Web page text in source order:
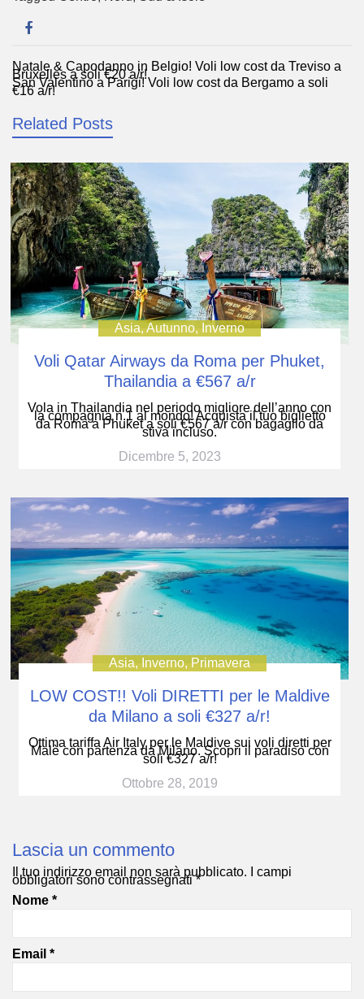
Navigazione
articoli
Natale & Capodanno in Belgio! Voli low cost da Treviso a
Bruxelles a soli €20 a/r!
San Valentino a Parigi! Voli low cost da Bergamo a soli
€16 a/r!
Related Posts
Asia, Autunno, Inverno
Voli Qatar Airways da Roma per Phuket,
Thailandia a €567 a/r
Vola in Thailandia nel periodo migliore dell’anno con
la compagnia n.1 al mondo! Acquista il tuo biglietto
da Roma a Phuket a soli €567 a/r con bagaglio da
stiva incluso.
Dicembre 5, 2023
Asia, Inverno, Primavera
LOW COST!! Voli DIRETTI per le Maldive
da Milano a soli €327 a/r!
Ottima tariffa Air Italy per le Maldive sui voli diretti per
Malè con partenza da Milano. Scopri il paradiso con
soli €327 a/r!
Ottobre 28, 2019
Lascia un commento
Il tuo indirizzo email non sarà pubblicato. I campi
obbligatori sono contrassegnati*
Nome *
Email *